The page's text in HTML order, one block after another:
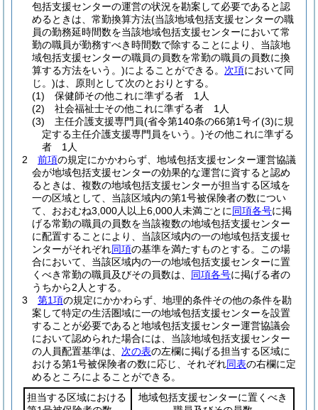
包括支援センターの運営の状況を勘案して必要であると認
めるときは、常勤換算方法(当該地域包括支援センターの職
員の勤務延時間数を当該地域包括支援センターにおいて常
勤の職員が勤務すべき時間数で除することにより、当該地
域包括支援センターの職員の員数を常勤の職員の員数に換
算する方法をいう。)によることができる。 次項において同
じ。)は、原則として次のとおりとする。
(1)
保健師その他これに準ずる者 1人
(2)
社会福祉士その他これに準ずる者 1人
(3)
主任介護支援専門員(省令第140条の66第1号イ(3)に規
定する主任介護支援専門員をいう。)その他これに準ずる
者 1人
2
前項の規定にかかわらず、地域包括支援センター運営協議
会が地域包括支援センターの効果的な運営に資すると認め
るときは、複数の地域包括支援センターが担当する区域を
一の区域として、当該区域内の第1号被保険者の数につい
て、おおむね3,000人以上6,000人未満ごとに同項各号に掲
げる常勤の職員の員数を当該複数の地域包括支援センター
に配置することにより、当該区域内の一の地域包括支援セ
ンターがそれぞれ同項の基準を満たすものとする。
この場
合において、当該区域内の一の地域包括支援センターに置
くべき常勤の職員及びその員数は、 同項各号に掲げる者の
うちから2人とする。
3
第1項の規定にかかわらず、地理的条件その他の条件を勘
案して特定の生活圏域に一の地域包括支援センターを設置
することが必要であると地域包括支援センター運営協議会
において認められた場合には、当該地域包括支援センター
の人員配置基準は、 次の表の左欄に掲げる担当する区域に
おける第1号被保険者の数に応じ、それぞれ同表の右欄に定
めるところによることができる。
担当する区域における
地域包括支援センターに置くべき